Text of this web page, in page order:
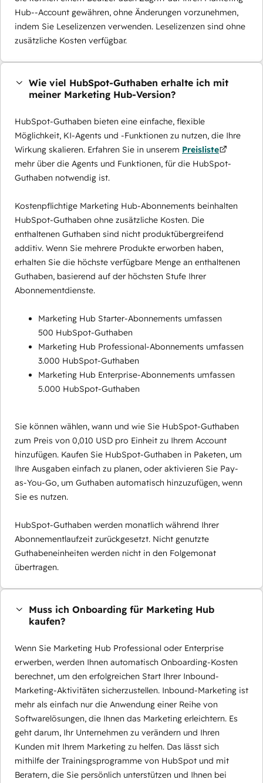
Hub--Account gewähren, ohne Änderungen vorzunehmen,
indem Sie Leselizenzen verwenden. Leselizenzen sind ohne
zusätzliche Kosten verfügbar.
Wie viel HubSpot-Guthaben erhalte ich mit
meiner Marketing Hub-Version?
HubSpot-Guthaben bieten eine einfache, flexible
Möglichkeit, KI-Agents und -Funktionen zu nutzen, die Ihre
Wirkung skalieren. Erfahren Sie in unserem Preisliste
mehr über die Agents und Funktionen, für die HubSpot-
Guthaben notwendig ist.
Kostenpflichtige Marketing Hub-Abonnements beinhalten
HubSpot-Guthaben ohne zusätzliche Kosten. Die
enthaltenen Guthaben sind nicht produktübergreifend
additiv. Wenn Sie mehrere Produkte erworben haben,
erhalten Sie die höchste verfügbare Menge an enthaltenen
Guthaben, basierend auf der höchsten Stufe Ihrer
Abonnementdienste.
Marketing Hub Starter-Abonnements umfassen
500 HubSpot-Guthaben
Marketing Hub Professional-Abonnements umfassen
3.000 HubSpot-Guthaben
Marketing Hub Enterprise-Abonnements umfassen
5.000 HubSpot-Guthaben
Sie können wählen, wann und wie Sie HubSpot-Guthaben
zum Preis von 0,010 USD pro Einheit zu Ihrem Account
hinzufügen. Kaufen Sie HubSpot-Guthaben in Paketen, um
Ihre Ausgaben einfach zu planen, oder aktivieren Sie Pay-
as-You-Go, um Guthaben automatisch hinzuzufügen, wenn
Sie es nutzen.
HubSpot-Guthaben werden monatlich während Ihrer
Abonnementlaufzeit zurückgesetzt. Nicht genutzte
Guthabeneinheiten werden nicht in den Folgemonat
übertragen.
Muss ich Onboarding für Marketing Hub
kaufen?
Wenn Sie Marketing Hub Professional oder Enterprise
erwerben, werden Ihnen automatisch Onboarding-Kosten
berechnet, um den erfolgreichen Start Ihrer Inbound-
Marketing-Aktivitäten sicherzustellen. Inbound-Marketing ist
mehr als einfach nur die Anwendung einer Reihe von
Softwarelösungen, die Ihnen das Marketing erleichtern. Es
geht darum, Ihr Unternehmen zu verändern und Ihren
Kunden mit Ihrem Marketing zu helfen. Das lässt sich
mithilfe der Trainingsprogramme von HubSpot und mit
Beratern, die Sie persönlich unterstützen und Ihnen bei